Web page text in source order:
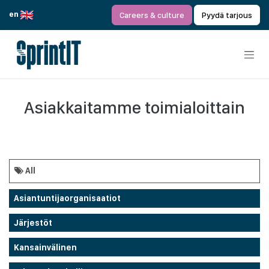
en
Careers & culture Pyydä tarjous
Asiakkaitamme toimialoittain
All
Asiantuntijaorganisaatiot
Järjestöt
Kansainvälinen